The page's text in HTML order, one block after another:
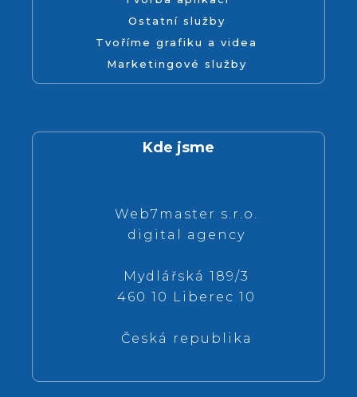
Ostatní služby
Tvoříme grafiku a videa
Marketingové služby
Kde jsme
Web7master s.r.o.
digital agency
Mydlářská 189/3
460 10 Liberec 10
Česká republika